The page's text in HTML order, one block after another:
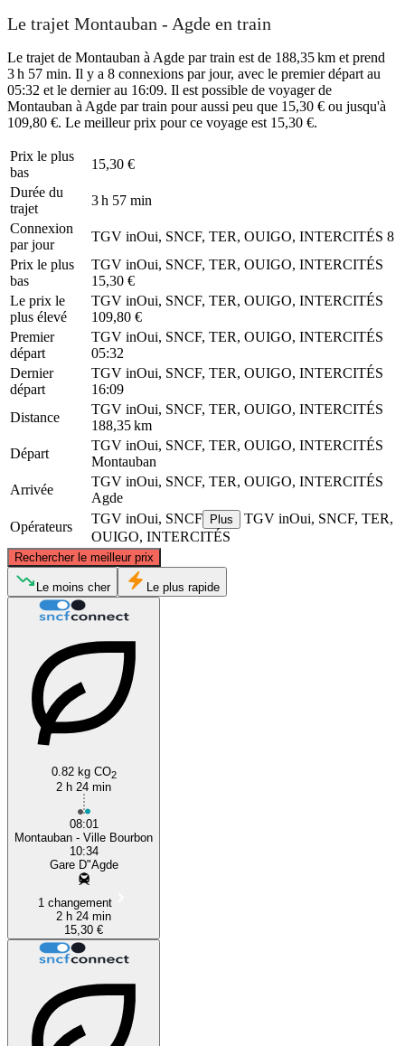
Le trajet Montauban - Agde en train
Le trajet de Montauban à Agde par train est de 188,35 km et prend
3 h 57 min. Il y a 8 connexions par jour, avec le premier départ au
05:32 et le dernier au 16:09. Il est possible de voyager de
Montauban à Agde par train pour aussi peu que 15,30 € ou jusqu'à
109,80 €. Le meilleur prix pour ce voyage est 15,30 €.
Prix ​​le plus
bas
15,30 €
Durée du
trajet
3 h 57 min
Connexion
par jour
TGV inOui, SNCF, TER, OUIGO, INTERCITÉS 8
Prix ​​le plus
bas
TGV inOui, SNCF, TER, OUIGO, INTERCITÉS
15,30 €
Le prix le
plus élevé
TGV inOui, SNCF, TER, OUIGO, INTERCITÉS
109,80 €
Premier
départ
TGV inOui, SNCF, TER, OUIGO, INTERCITÉS
05:32
Dernier
départ
TGV inOui, SNCF, TER, OUIGO, INTERCITÉS
16:09
Distance
TGV inOui, SNCF, TER, OUIGO, INTERCITÉS
188,35 km
Départ
TGV inOui, SNCF, TER, OUIGO, INTERCITÉS
Montauban
Arrivée
TGV inOui, SNCF, TER, OUIGO, INTERCITÉS
Agde
Opérateurs
TGV inOui, SNCF Plus
TGV inOui, SNCF, TER,
OUIGO, INTERCITÉS
Rechercher le meilleur prix
Montauban
©CARTO
Le moins cher Le plus rapide
0.82 kg CO2
2 h 24 min
08:01
Montauban - Ville Bourbon
10:34
Gare D"Agde
1 changement
2 h 24 min
15,30 €